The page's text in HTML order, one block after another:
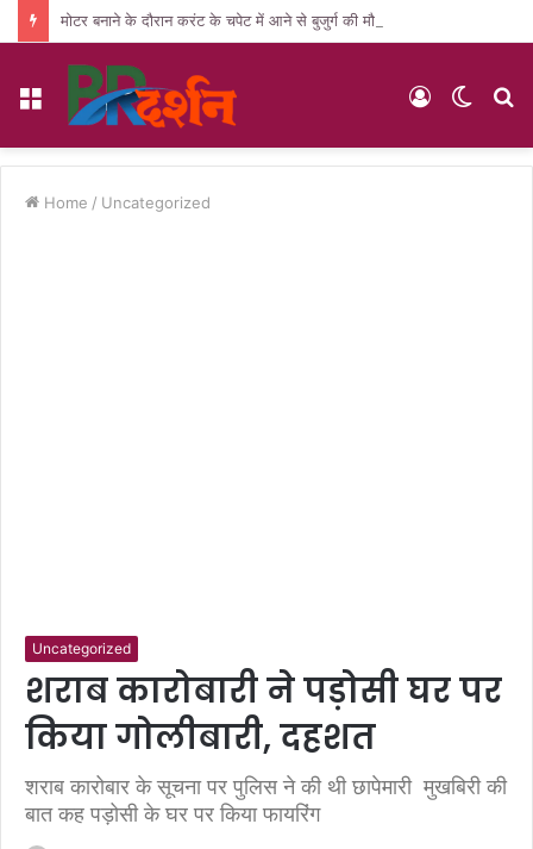
मोटर बनाने के दौरान करंट के चपेट में आने से बुजुर्ग की मौत, पसरा मातम
Menu
Switch
Log
Home / Uncategorized
Uncategorized
शराब कारोबारी ने पड़ोसी घर पर
किया गोलीबारी, दहशत
शराब कारोबार के सूचना पर पुलिस ने की थी छापेमारी मुखबिरी की
बात कह पड़ोसी के घर पर किया फायरिंग